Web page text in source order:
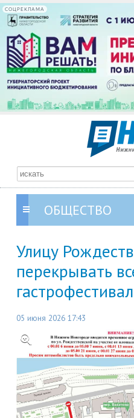
СОЦРЕКЛАМА
ОБЩЕСТВО
Улицу
перекрывать
05 июня 2026 17:43